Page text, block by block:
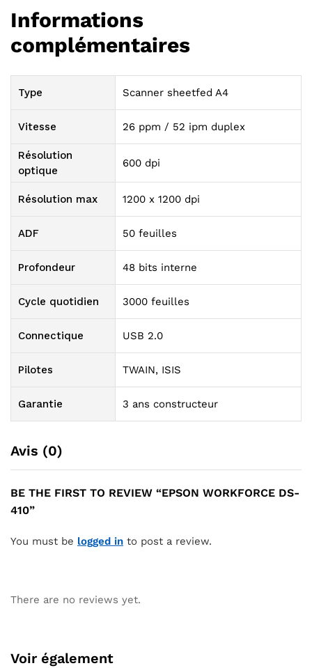
Informations
complémentaires
Type Scanner sheetfed A4
Vitesse 26 ppm / 52 ipm duplex
Résolution
optique
600 dpi
Résolution max 1200 x 1200 dpi
ADF 50 feuilles
Profondeur 48 bits interne
Cycle quotidien 3000 feuilles
Connectique USB 2.0
Pilotes TWAIN, ISIS
Garantie 3 ans constructeur
Avis (0)
BE THE FIRST TO REVIEW “EPSON WORKFORCE DS-
410”
You must be logged in to post a review.
There are no reviews yet.
Voir également